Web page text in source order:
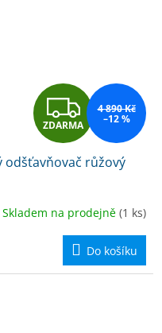
Z
D
A
R
M
A
ZDARMA
4 890 Kč
–12 %
odšťavňovač růžový
Skladem na prodejně (1 ks)
Do košíku